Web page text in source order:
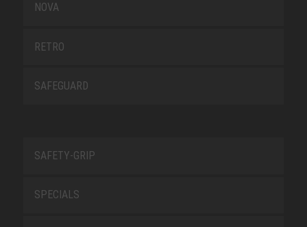
NOVA
RETRO
SAFEGUARD
SAFETY-GRIP
SPECIALS